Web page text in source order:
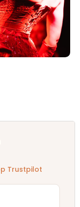
Trustpilot